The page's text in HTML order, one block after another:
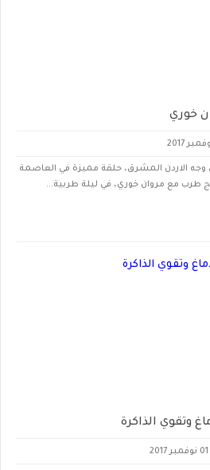
خوري
الاردن المشرق، حلقة مميزة في العاصمة
طرب مع مروان خوري، في ليلة طربية...
وتقوي الذاكرة
01 نوفمبر 2017